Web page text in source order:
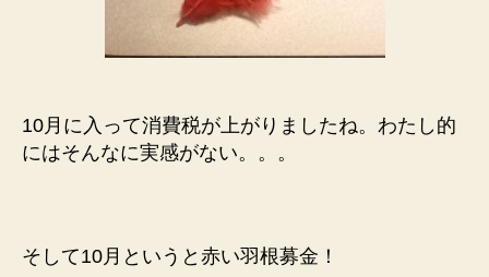
て
UP
へ
の
10月に入って消費税が上がりましたね。わたし的
にはそんなに実感がない。。。
そして10月というと赤い羽根募金！